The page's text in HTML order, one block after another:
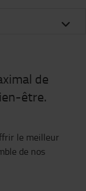
de
être.
le meilleur
de nos